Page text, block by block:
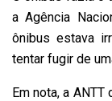
a Agência
ônibus estava
tentar fugir de
Em nota, a